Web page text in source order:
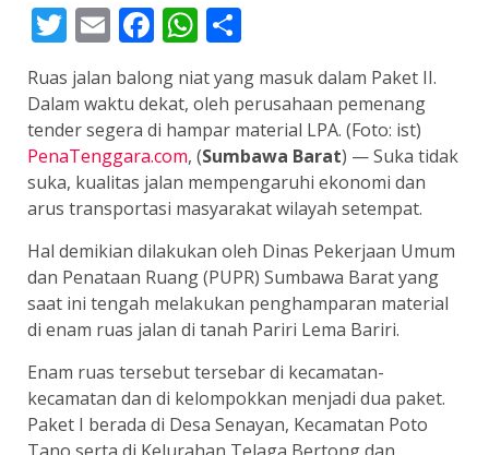
Twitter
EmailFacebook
WhatsApp
Ruas jalan balong niat yang masuk dalam Paket II.
Dalam waktu dekat, oleh perusahaan pemenang
tender segera di hampar material LPA. (Foto: ist)
PenaTenggara.com, (Sumbawa Barat) — Suka tidak
suka, kualitas jalan mempengaruhi ekonomi dan
arus transportasi masyarakat wilayah setempat.
Hal demikian dilakukan oleh Dinas Pekerjaan Umum
dan Penataan Ruang (PUPR) Sumbawa Barat yang
saat ini tengah melakukan penghamparan material
di enam ruas jalan di tanah Pariri Lema Bariri.
Enam ruas tersebut tersebar di kecamatan-
kecamatan dan di kelompokkan menjadi dua paket.
Paket I berada di Desa Senayan, Kecamatan Poto